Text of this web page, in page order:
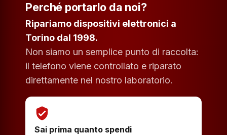
Perché portarlo da noi?
Ripariamo dispositivi elettronici a
Torino dal 1998.
Non siamo un semplice punto di raccolta:
il telefono viene controllato e riparato
direttamente nel nostro laboratorio.
verified_user
Sai prima quanto spendi